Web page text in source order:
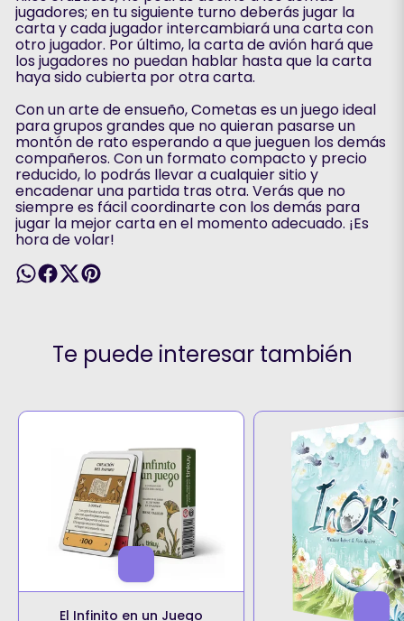
jugadores; en tu siguiente turno deberás jugar la
carta y cada jugador intercambiará una carta con
otro jugador. Por último, la carta de avión hará que
los jugadores no puedan hablar hasta que la carta
haya sido cubierta por otra carta.
Con un arte de ensueño, Cometas es un juego ideal
para grupos grandes que no quieran pasarse un
montón de rato esperando a que jueguen los demás
compañeros. Con un formato compacto y precio
reducido, lo podrás llevar a cualquier sitio y
encadenar una partida tras otra. Verás que no
siempre es fácil coordinarte con los demás para
jugar la mejor carta en el momento adecuado. ¡Es
hora de volar!
Te puede interesar también
El Infinito en un Juego